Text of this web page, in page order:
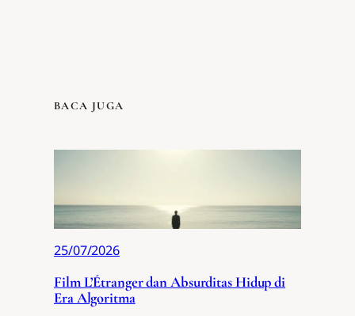
BACA JUGA
25/07/2026
Film L’Étranger dan Absurditas Hidup di
Era Algoritma